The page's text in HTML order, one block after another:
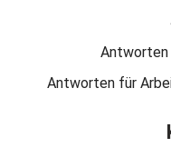
Antworten für